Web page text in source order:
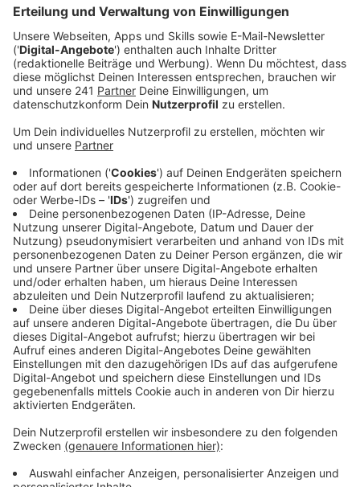
beteiligen, um prüfen zu lassen, ob hier künftig
auch wieder Straßenbahnen fahren könnten.
Veröffentlicht:Dienstag, 28.11.2023 13:44
Anzeige
Das sei nicht nur Geldverschwendung, sondern würde
auch die Natur und bisherige Nutzung stark
beeinflussen. Auchder Verein der Freunde und
Förderer der Balkantrasse hatte sich zuletzt dagegen
ausgesprochen, sowie die Mehrheit der zuständigen
Stadtteilpolitiker. Eine endgültige Abstimmung zum
Thema wird es in rund zwei Wochen im Leverkusener
Stadtrat geben.
Anzeige
Technische Machbarkeit unklar
Anzeige
darum, die Schienenstrecke parallel zum Fuß- und